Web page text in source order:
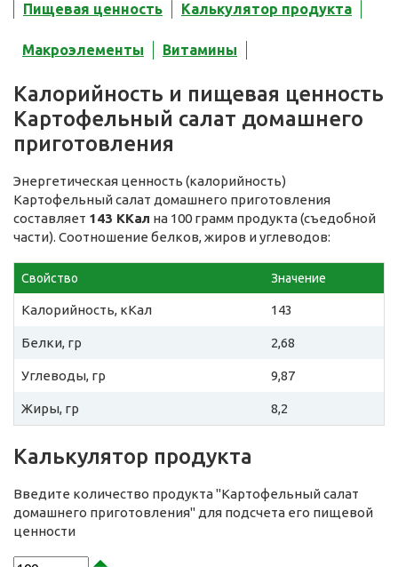
Пищевая ценность Калькулятор продукта
Макроэлементы Витамины
Калорийность и пищевая ценность
Картофельный салат домашнего
приготовления
Энергетическая ценность (калорийность)
Картофельный салат домашнего приготовления
составляет 143 ККал на 100 грамм продукта (съедобной
части). Соотношение белков, жиров и углеводов:
Свойство Значение
Калорийность, кКал 143
Белки, гр 2,68
Углеводы, гр 9,87
Жиры, гр 8,2
Калькулятор продукта
Введите количество продукта "Картофельный салат
домашнего приготовления" для подсчета его пищевой
ценности